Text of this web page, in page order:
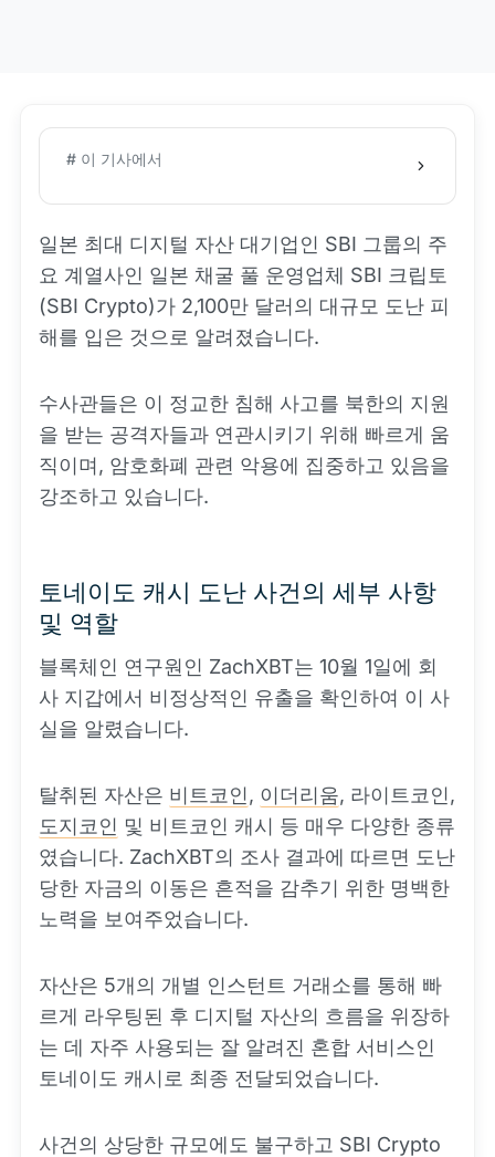
# 이 기사에서
일본 최대 디지털 자산 대기업인 SBI 그룹의 주
요 계열사인 일본 채굴 풀 운영업체 SBI 크립토
(SBI Crypto)가 2,100만 달러의 대규모 도난 피
해를 입은 것으로 알려졌습니다.
수사관들은 이 정교한 침해 사고를 북한의 지원
을 받는 공격자들과 연관시키기 위해 빠르게 움
직이며, 암호화폐 관련 악용에 집중하고 있음을
강조하고 있습니다.
토네이도 캐시 도난 사건의 세부 사항
및 역할
블록체인 연구원인 ZachXBT는 10월 1일에 회
사 지갑에서 비정상적인 유출을 확인하여 이 사
실을 알렸습니다.
탈취된 자산은 비트코인, 이더리움, 라이트코인,
도지코인 및 비트코인 캐시 등 매우 다양한 종류
였습니다. ZachXBT의 조사 결과에 따르면 도난
당한 자금의 이동은 흔적을 감추기 위한 명백한
노력을 보여주었습니다.
자산은 5개의 개별 인스턴트 거래소를 통해 빠
르게 라우팅된 후 디지털 자산의 흐름을 위장하
는 데 자주 사용되는 잘 알려진 혼합 서비스인
토네이도 캐시로 최종 전달되었습니다.
사건의 상당한 규모에도 불구하고 SBI Crypto